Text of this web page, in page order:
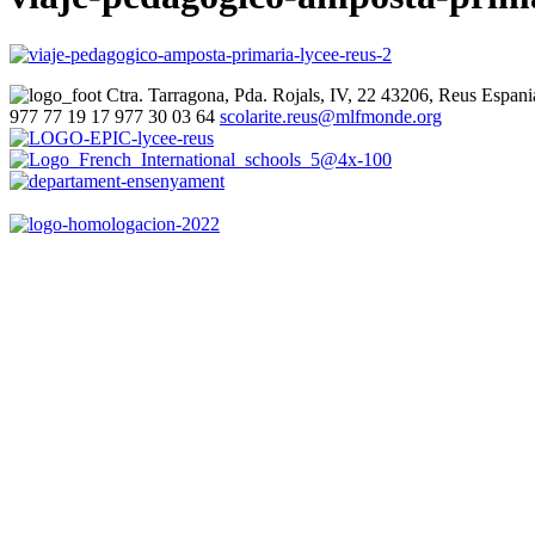
Ctra. Tarragona, Pda. Rojals, IV, 22 43206, Reus
977 77 19 17 977 30 03 64 scolarite.reus@mlfmonde.org